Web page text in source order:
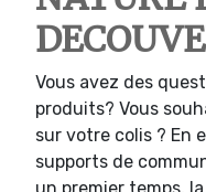
Vous avez des
produits? Vous
sur votre colis ? En
supports de